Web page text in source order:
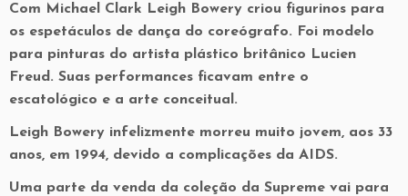
Com Michael Clark Leigh Bowery criou figurinos para
os espetáculos de dança do coreógrafo. Foi modelo
para pinturas do artista plástico britânico Lucien
Freud. Suas performances ficavam entre o
escatológico e a arte conceitual.
Leigh Bowery infelizmente morreu muito jovem, aos 33
anos, em 1994, devido a complicações da AIDS.
Uma parte da venda da coleção da Supreme vai para